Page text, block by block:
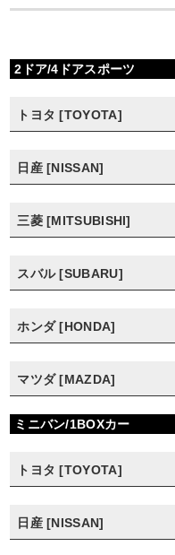
2ドア/4ドアスポーツ
トヨタ [TOYOTA]
日産 [NISSAN]
三菱 [MITSUBISHI]
スバル [SUBARU]
ホンダ [HONDA]
マツダ [MAZDA]
ミニバン/1BOXカー
トヨタ [TOYOTA]
日産 [NISSAN]